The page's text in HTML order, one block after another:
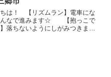
は！ 【リズムラン】電車にな
んなで進みます☆ 【抱っこで
落ちないようにしがみつきます